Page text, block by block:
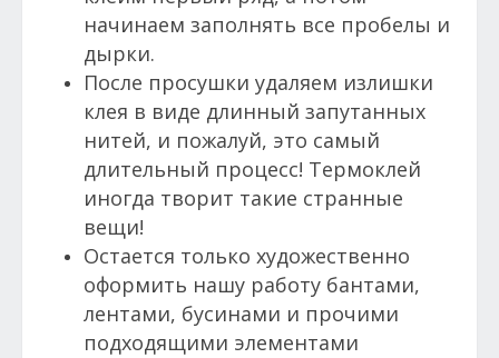
начинаем заполнять все пробелы и
дырки.
После просушки удаляем излишки
клея в виде длинный запутанных
нитей, и пожалуй, это самый
длительный процесс! Термоклей
иногда творит такие странные
вещи!
Остается только художественно
оформить нашу работу бантами,
лентами, бусинами и прочими
подходящими элементами